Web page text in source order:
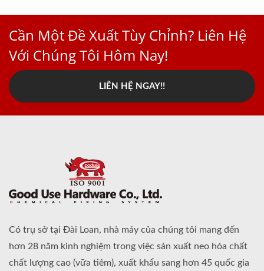
Cần Một Đề Xuất Tùy Chỉnh? Liên Hệ
Với Chúng Tôi Hôm Nay!
LIÊN HỆ NGAY!!
Có trụ sở tại Đài Loan, nhà máy của chúng tôi mang đến
hơn 28 năm kinh nghiệm trong việc sản xuất neo hóa chất
chất lượng cao (vữa tiêm), xuất khẩu sang hơn 45 quốc gia